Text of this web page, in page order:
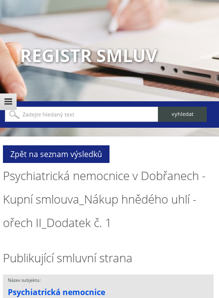
REGISTR SMLUV
Zpět na seznam výsledků
Psychiatrická nemocnice v Dobřanech -
Kupní smlouva_Nákup hnědého uhlí -
ořech II_Dodatek č. 1
Publikující smluvní strana
Název subjektu:
Psychiatrická nemocnice